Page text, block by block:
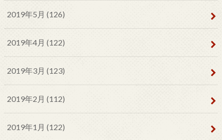
2019年5月 (126)
2019年4月 (122)
2019年3月 (123)
2019年2月 (112)
2019年1月 (122)